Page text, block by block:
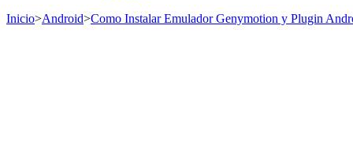
Inicio>Android>Como Instalar Emulador Genymotion y Plugin